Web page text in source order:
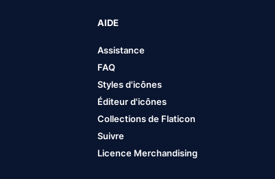
AIDE
Assistance
FAQ
Styles d'icônes
Éditeur d'icônes
Collections de Flaticon
Suivre
Licence Merchandising